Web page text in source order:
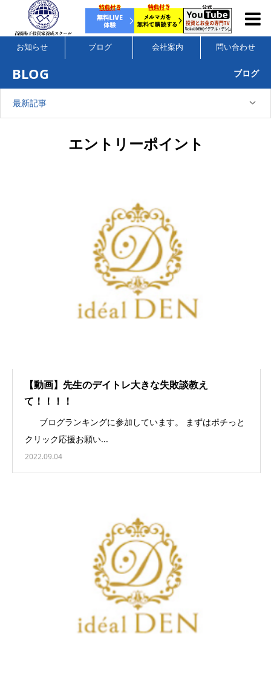
お知らせ ブログ 会社案内 問い合わせ
BLOG ブログ
最新記事
エントリーポイント
【動画】先生のデイトレ大きな失敗談教え
て！！！！
ブログランキングに参加しています。 まずはポチっと
クリック応援お願い...
2022.09.04